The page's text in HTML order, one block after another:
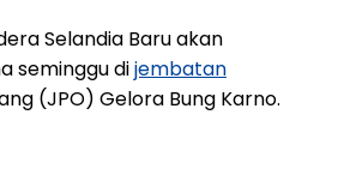
Selandia Baru akan
seminggu dijembatan
(JPO) Gelora Bung Karno.